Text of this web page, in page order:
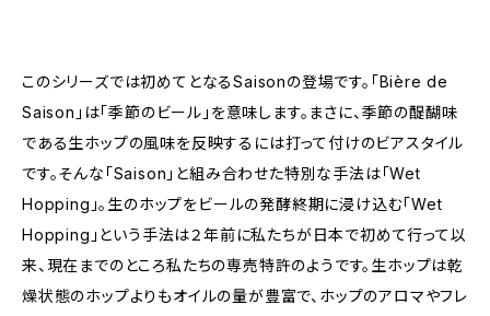
このシリーズでは初めてとなるSaisonの登場です。「Bière de
Saison」は「季節のビール」を意味します。まさに、季節の醍醐味
である生ホップの風味を反映するには打って付けのビアスタイル
です。そんな「Saison」と組み合わせた特別な手法は「Wet
Hopping」。生のホップをビールの発酵終期に浸け込む「Wet
Hopping」という手法は２年前に私たちが日本で初めて行って以
来、現在までのところ私たちの専売特許のようです。生ホップは乾
燥状態のホップよりもオイルの量が豊富で、ホップのアロマやフレ